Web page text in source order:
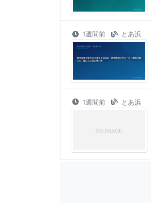
1週間前 とあ浜
1週間前 とあ浜